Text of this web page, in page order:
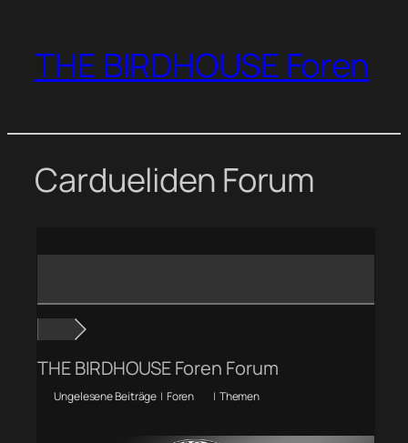
springen
THE BIRDHOUSE Foren
Cardueliden Forum
THE BIRDHOUSE Foren Forum
Ungelesene Beiträge | Foren | Themen